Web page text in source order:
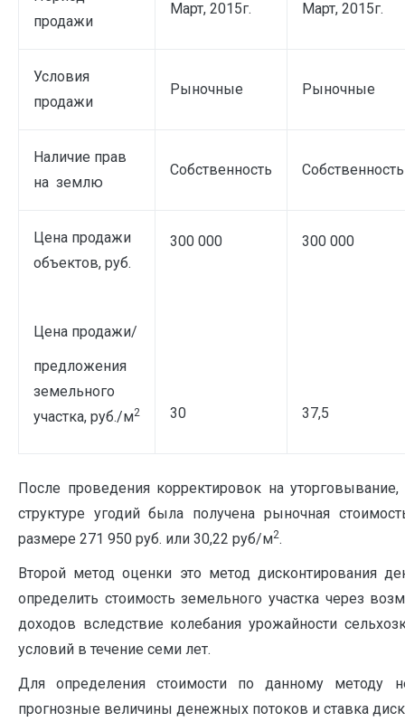
продажи
Март, 2015г. Март, 2015г.
Условия
продажи
Рыночные Рыночные
Наличие прав
на землю
Собственность Собственность
Цена продажи
объектов, руб.
Цена продажи/
предложения
земельного
участка, руб./м2
300 000
30
300 000
37,5
После проведения корректировок на
структуре угодий была получена рыночная
размере 271 950 руб. или 30,22 руб/м2.
Второй метод оценки это метод дисконтирования
определить стоимость земельного участка через
доходов вследствие колебания урожайности
условий в течение семи лет.
Для определения стоимости по данному методу
прогнозные величины денежных потоков и ставка